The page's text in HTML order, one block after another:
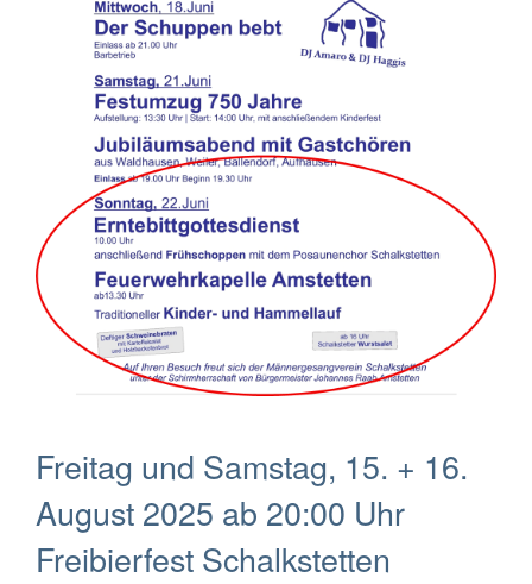
Freitag und Samstag, 15. + 16.
August 2025 ab 20:00 Uhr
Freibierfest Schalkstetten